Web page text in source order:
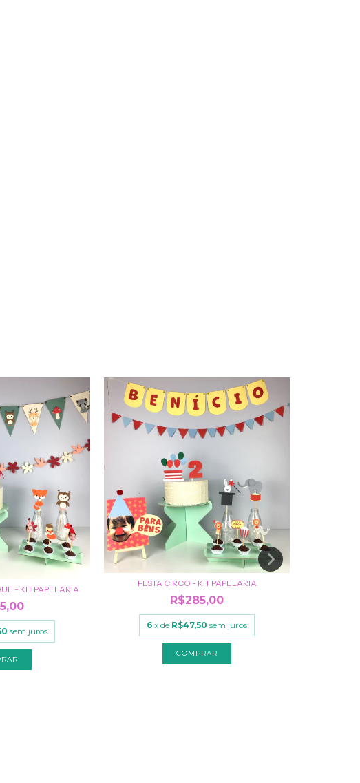
- KIT PAPELARIA
sem juros
FESTA CIRCO - KIT PAPELARIA
R$285,00
6 x de R$47,50 sem juros
COMPRAR